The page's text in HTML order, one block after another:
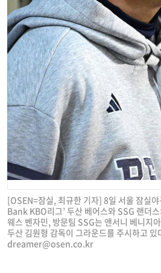
[OSEN=잠실, 최규한 기자] 8일 서울 잠실
Bank KBO리그’ 두산 베어스와 SSG 랜더
웨스 벤자민, 방문팀 SSG는 앤서니 베니지
두산 김원형 감독이 그라운드를 주시하고
dreamer@osen.co.kr